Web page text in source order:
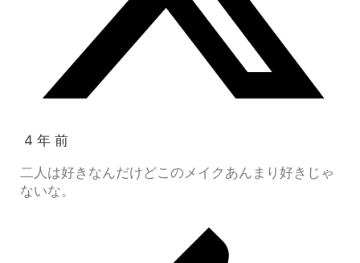
4 年 前
二人は好きなんだけどこのメイクあんまり好きじゃ
ないな。